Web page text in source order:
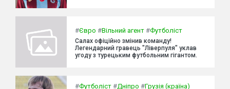
#Євро #Вільний агент #Футболіст
Салах офіційно змінив команду!
Легендарний гравець "Ліверпуля" уклав
угоду з турецьким футбольним гігантом.
#Футболіст #Дніпро #Грузія (країна)